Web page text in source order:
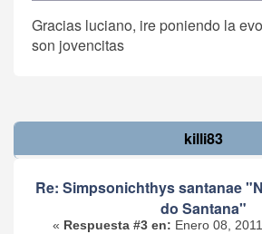
Gracias luciano, ire poniendo la
son jovencitas
killi83
Re: Simpsonichthys santanae
do Santana"
« Respuesta #3 en: Enero 08,